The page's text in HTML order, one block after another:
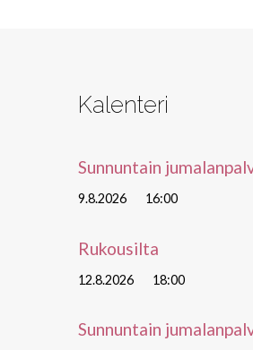
Kalenteri
Sunnuntain
9.8.2026 16:00
Rukousilta
12.8.2026 18:00
Sunnuntain